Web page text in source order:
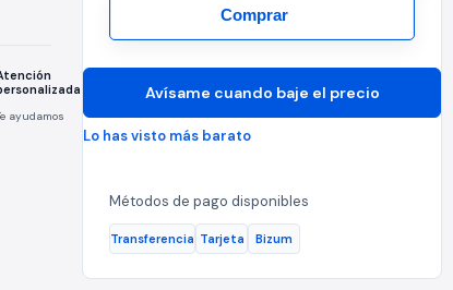
ayudamos
Comprar
Avísame cuando baje el precio
Lo has visto más barato
Métodos de pago disponibles
Transferencia Tarjeta Bizum